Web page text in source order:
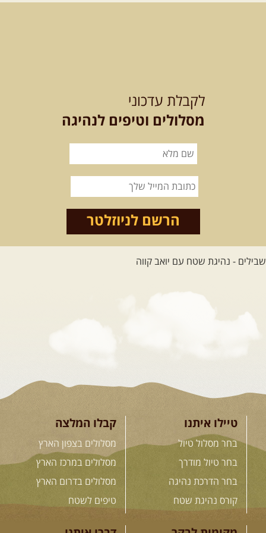
מסעות בעולם
קירגיסטאן – בעקבות הנוודים,
והמרגשות בעולם. קירגיסטאן היא לא ...
26.08-02.09.2026 - גאורגיה,
המגדלים של הקווקז
הקווקז הגבוה מחכה לכם: נתיבי שטח
מרהיבים, פסגות מושלגות, אירוח ...
[המשך]
בין רכס הקווקז הנמוך לגבוה, בין נהרות
שוצפים למעברי הרים ...
לכל המסעות בעולם
. הדרכות נהיגה .
לקבלת עדכוני
מסלולים וטיפים לנהיגה
הרשם לניוזלטר
טיילו איתנו
בחר מסלול טיול
בחר טיול מודרך
בחר הדרכת נהיגה
קורס נהיגת שטח
קבלו המלצה
מסלולים בצפון הארץ
מסלולים במרכז הארץ
מסלולים בדרום הארץ
טיפים לשטח